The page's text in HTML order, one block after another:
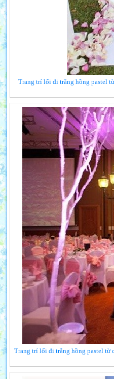
Trang trí lối đi trắng hồng pastel
Trang trí lối đi trắng hồng pastel từ